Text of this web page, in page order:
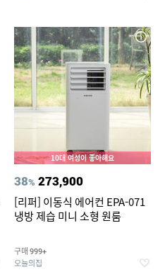
10대 여성이 좋아해요
38% 273,900
[리퍼] 이동식 에어컨 EPA-071
냉방 제습 미니 소형 원룸
구매 999+
오늘의집